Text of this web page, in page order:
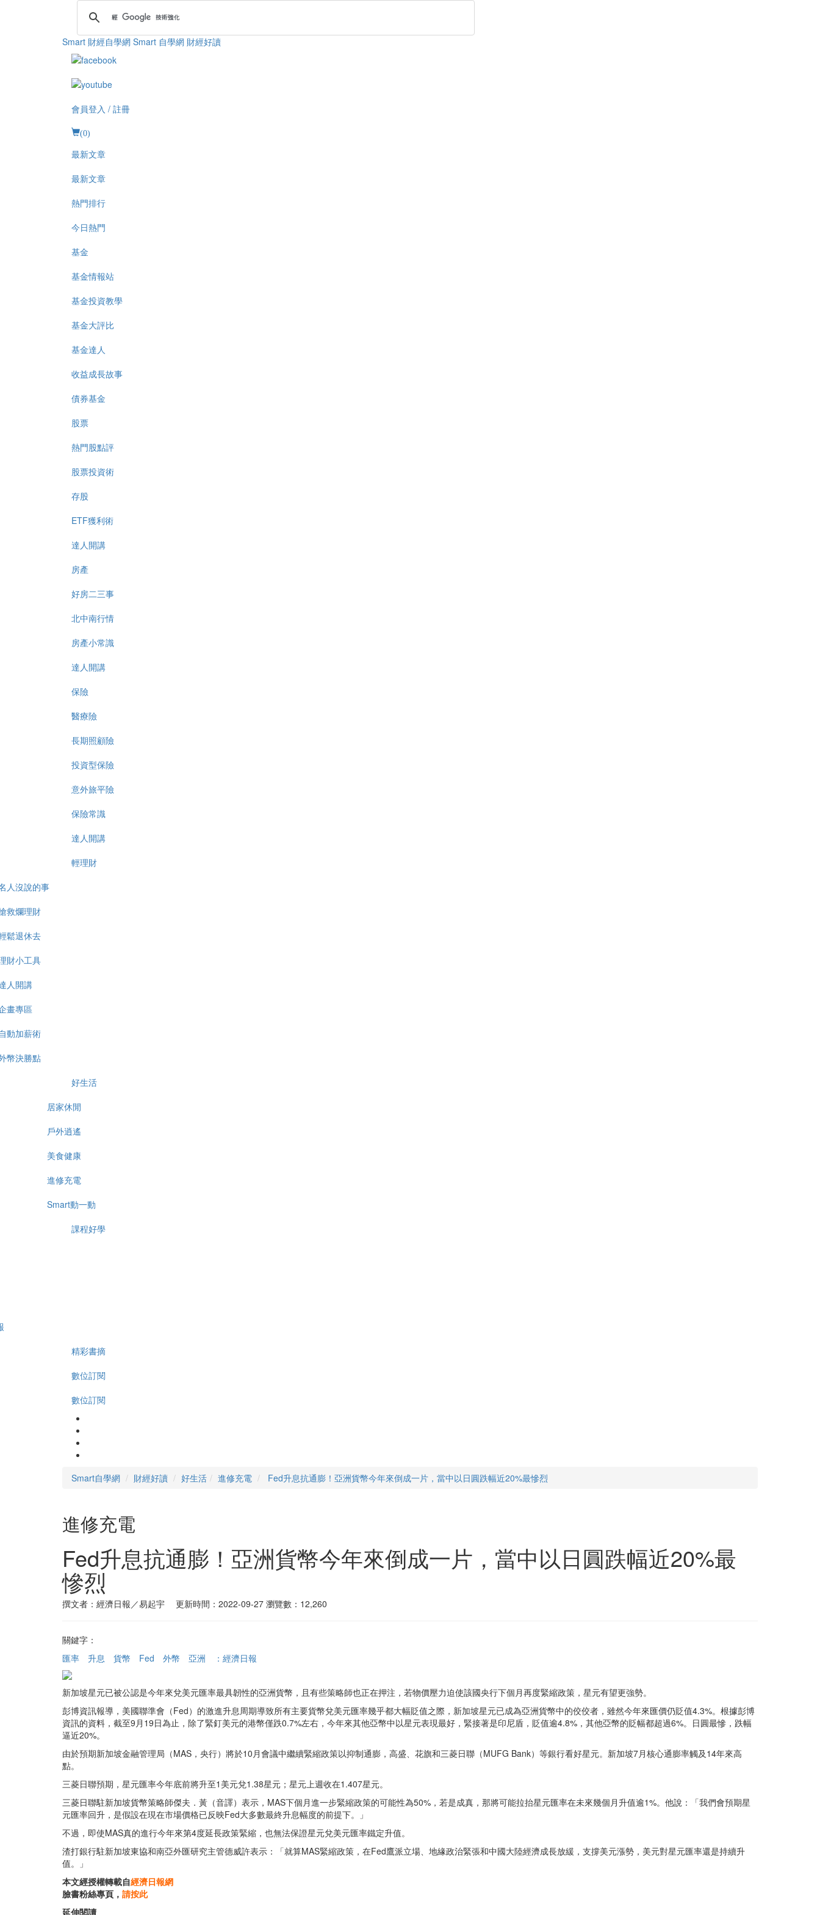
Smart 財經自學網 Smart 自學網 財經好讀
會員登入 / 註冊
(0)
最新文章
最新文章
熱門排行
今日熱門
基金
基金情報站
基金投資教學
基金大評比
基金達人
收益成長故事
債券基金
股票
熱門股點評
股票投資術
存股
ETF獲利術
達人開講
房產
好房二三事
北中南行情
房產小常識
達人開講
保險
醫療險
長期照顧險
投資型保險
意外旅平險
保險常識
達人開講
輕理財
人沒說的事
救爛理財
鬆退休去
財小工具
人開講
畫專區
動加薪術
幣決勝點
好生活
居家休閒
戶外逍遙
美食健康
進修充電
Smart動一動
課程好學
精彩書摘
數位訂閱
數位訂閱
Smart自學網 財經好讀 好生活 進修充電 Fed升息抗通膨！亞洲貨幣今年來倒成一片，當中以日圓跌幅近20%最慘烈
進修充電
Fed升息抗通膨！亞洲貨幣今年來倒成一片，當中以日圓跌幅近20%最
慘烈
撰文者：經濟日報／易起宇 更新時間：2022-09-27 瀏覽數：12,260
關鍵字：
匯率
升息 貨幣 Fed 外幣 亞洲 ：經濟日報
新加坡星元已被公認是今年來兌美元匯率最具韌性的亞洲貨幣，且有些策略師也正在押注，若物價壓力迫使該國央行下個月再度緊縮政策，星元有望更強勢。
彭博資訊報導，美國聯準會（Fed）的激進升息周期導致所有主要貨幣兌美元匯率幾乎都大幅貶值之際，新加坡星元已成為亞洲貨幣中的佼佼者，雖然今年來匯價仍貶值4.3%。根據彭博
資訊的資料，截至9月19日為止，除了緊釘美元的港幣僅跌0.7%左右，今年來其他亞幣中以星元表現最好，緊接著是印尼盾，貶值逾4.8%，其他亞幣的貶幅都超過6%。日圓最慘，跌幅
逼近20%。
由於預期新加坡金融管理局（MAS，央行）將於10月會議中繼續緊縮政策以抑制通膨，高盛、花旗和三菱日聯（MUFG Bank）等銀行看好星元。新加坡7月核心通膨率觸及14年來高
點。
三菱日聯預期，星元匯率今年底前將升至1美元兌1.38星元；星元上週收在1.407星元。
三菱日聯駐新加坡貨幣策略師傑夫．黃（音譯）表示，MAS下個月進一步緊縮政策的可能性為50%，若是成真，那將可能拉抬星元匯率在未來幾個月升值逾1%。他說：「我們會預期星
元匯率回升，是假設在現在市場價格已反映Fed大多數最終升息幅度的前提下。」
不過，即使MAS真的進行今年來第4度延長政策緊縮，也無法保證星元兌美元匯率鐵定升值。
渣打銀行駐新加坡東協和南亞外匯研究主管德威許表示：「就算MAS緊縮政策，在Fed鷹派立場、地緣政治緊張和中國大陸經濟成長放緩，支撐美元漲勢，美元對星元匯率還是持續升
值。」
本文經授權轉載自經濟日報網
臉書粉絲專頁， 請按此
延伸閱讀